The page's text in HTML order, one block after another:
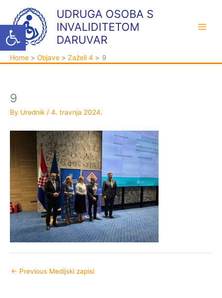
Open toolbar
content
UDRUGA OSOBA S
INVALIDITETOM
DARUVAR
Home Objave Zaželi 4 9
9
By Urednik / 4. travnja 2024.
← Previous Medijski zapisi
t
e
g
i
j
h
i
v